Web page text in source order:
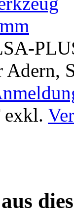
Adern,
exkl.